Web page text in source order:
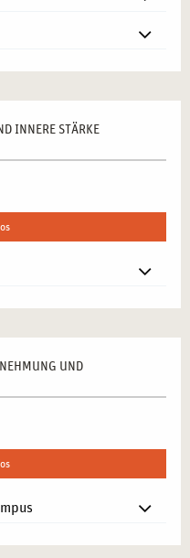
INNERE STÄRKE
UND